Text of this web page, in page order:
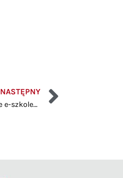
NASTĘPNY
Polonia głosem Polski – bezpłatne e-szkolenia dla Polonii